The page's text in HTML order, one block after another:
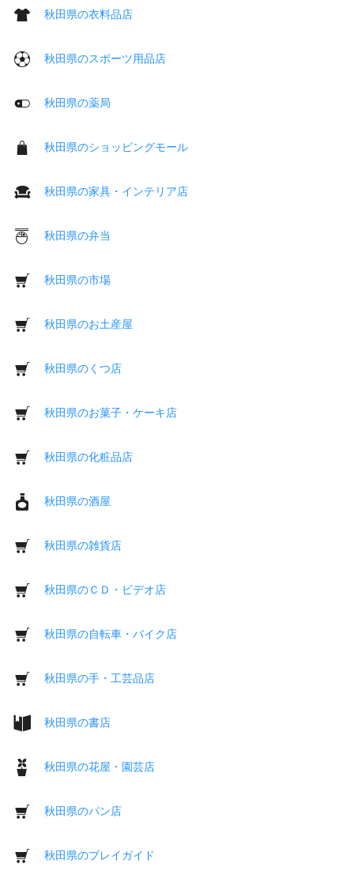
秋田県の衣料品店
秋田県のスポーツ用品店
秋田県の薬局
秋田県のショッピングモール
秋田県の家具・インテリア店
秋田県の弁当
秋田県の市場
秋田県のお土産屋
秋田県のくつ店
秋田県のお菓子・ケーキ店
秋田県の化粧品店
秋田県の酒屋
秋田県の雑貨店
秋田県のＣＤ・ビデオ店
秋田県の自転車・バイク店
秋田県の手・工芸品店
秋田県の書店
秋田県の花屋・園芸店
秋田県のパン店
秋田県のプレイガイド